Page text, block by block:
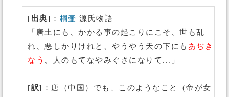
[出典] ： 桐壷 源氏物語
「唐土にも、かかる事の起こりにこそ、世も乱
れ、悪しかりけれと、やうやう天の下にも あぢき
なう
、人のもてなやみぐさになりて...」
[訳] ：唐（中国）でも、このようなこと（帝が女